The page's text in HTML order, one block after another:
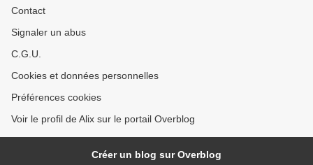
Contact
Signaler un abus
C.G.U.
Cookies et données personnelles
Préférences cookies
Voir le profil de Alix sur le portail Overblog
Créer un blog sur Overblog